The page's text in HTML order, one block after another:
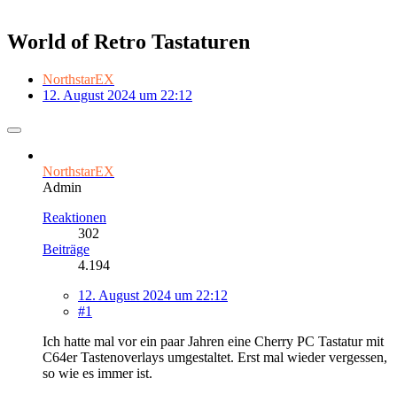
World of Retro Tastaturen
NorthstarEX
12. August 2024 um 22:12
NorthstarEX
Admin
Reaktionen
302
Beiträge
4.194
12. August 2024 um 22:12
#1
Ich hatte mal vor ein paar Jahren eine Cherry PC Tastatur mit
C64er Tastenoverlays umgestaltet. Erst mal wieder vergessen,
so wie es immer ist.